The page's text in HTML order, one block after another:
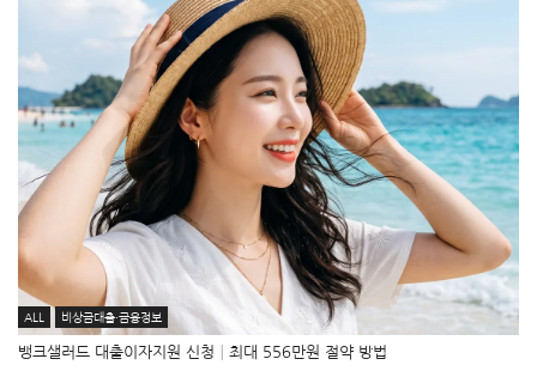
ALL 비상금대출·금융정보
뱅크샐러드 대출이자지원 신청│최대 556만원 절약 방법